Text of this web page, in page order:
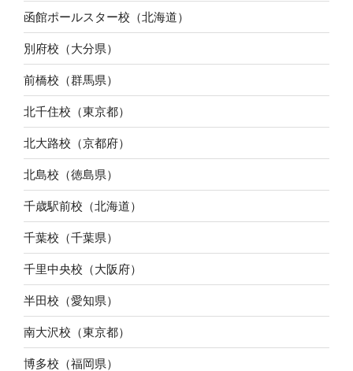
函館ポールスター校（北海道）
別府校（大分県）
前橋校（群馬県）
北千住校（東京都）
北大路校（京都府）
北島校（徳島県）
千歳駅前校（北海道）
千葉校（千葉県）
千里中央校（大阪府）
半田校（愛知県）
南大沢校（東京都）
博多校（福岡県）